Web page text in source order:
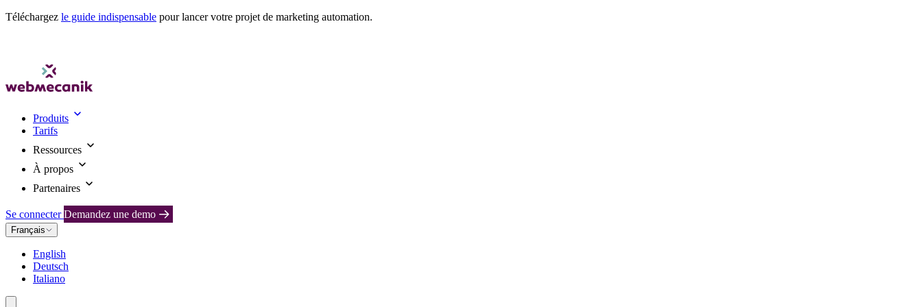
Téléchargez le guide indispensable pour lancer votre projet de marketing automation.
Produits
Tarifs
Ressources
À propos
Partenaires
Se connecterDemandez une demo
Français
English
Deutsch
Italiano